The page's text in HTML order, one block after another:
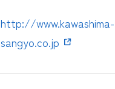
http://www.kawashima-
sangyo.co.jp